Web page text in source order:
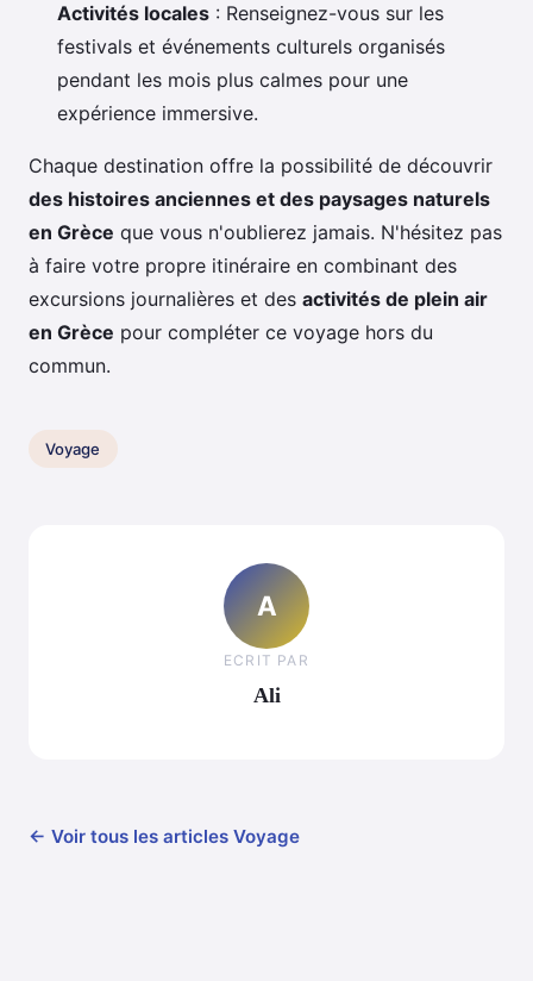
Activités locales : Renseignez-vous sur les
festivals et événements culturels organisés
pendant les mois plus calmes pour une
expérience immersive.
Chaque destination offre la possibilité de découvrir
des histoires anciennes et des paysages naturels
en Grèce que vous n'oublierez jamais. N'hésitez pas
à faire votre propre itinéraire en combinant des
excursions journalières et des activités de plein air
en Grèce pour compléter ce voyage hors du
commun.
Voyage
A
ECRIT PAR
Ali
← Voir tous les articles Voyage